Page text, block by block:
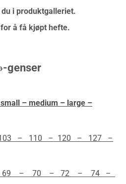
i produktgalleriet.
å få kjøpt hefte.
genser
– medium – large –
– 110 – 120 – 127 –
– 70 – 72 – 74 –